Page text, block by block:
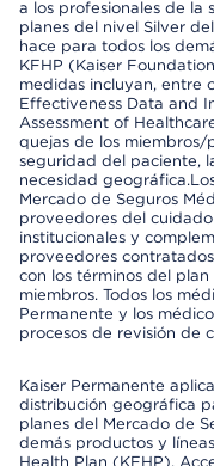
a los profesionales de la
planes del nivel Silver
hace para todos los
KFHP (Kaiser
medidas incluyan, entre
Effectiveness Data and
Assessment of
quejas de los miembros/
seguridad del paciente,
necesidad
Mercado de Seguros
proveedores del
institucionales y
proveedores
con los términos del
miembros. Todos los
Permanente y los
procesos de revisión de
Kaiser Permanente
distribución geográfica
planes del Mercado de
demás productos y
Health Plan (KFHP).